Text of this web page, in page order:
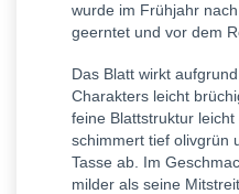
wurde im Frühjahr
geerntet und vor dem
Das Blatt wirkt
Charakters leicht
feine Blattstruktur
schimmert tief olivgrün
Tasse ab. Im
milder als seine